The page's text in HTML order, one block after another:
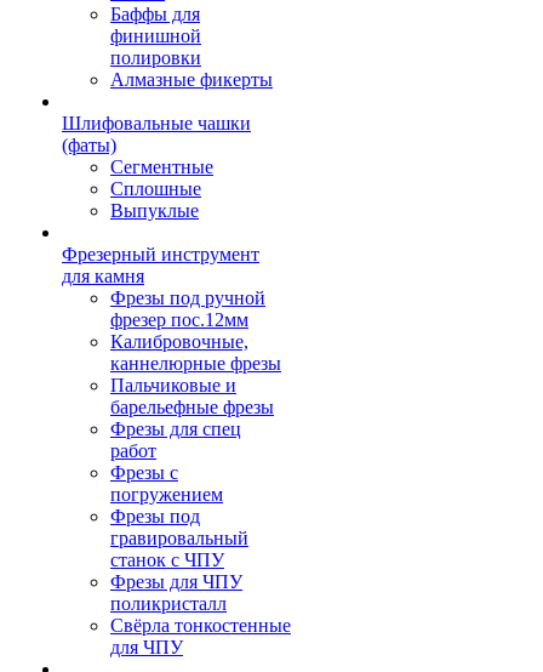
Баффы для
финишной
полировки
Алмазные фикерты
Шлифовальные чашки
(фаты)
Сегментные
Сплошные
Выпуклые
Фрезерный инструмент
для камня
Фрезы под ручной
фрезер пос.12мм
Калибровочные,
каннелюрные фрезы
Пальчиковые и
барельефные фрезы
Фрезы для спец
работ
Фрезы с
погружением
Фрезы под
гравировальный
станок с ЧПУ
Фрезы для ЧПУ
поликристалл
Свёрла тонкостенные
для ЧПУ